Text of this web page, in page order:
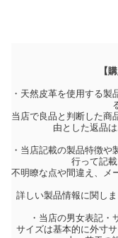
【
・天然皮革を使用する
当店で良品と判断した商
由とした返品
・当店記載の製品特徴
行って記
不明瞭な点や間違え、メ
詳しい製品情報に関し
・当店の男女表記・
サイズは基本的に外寸